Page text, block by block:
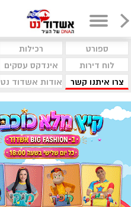
ספורט רכילות
לוח דירות
אינדקס עסקים
צרו איתנו קשר
אודות אשדוד נט